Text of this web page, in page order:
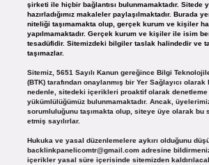
şirketi ile hiçbir bağlantısı bulunmamaktadır. Sitede
hazırladığımız makaleler paylaşılmaktadır. Burada
niteliği taşımamakta olup, gerçek kurum ve kişiler
yapılmamaktadır. Gerçek kurum ve kişiler ile isim
tesadüfidir. Sitemizdeki bilgiler taslak halindedir ve
taşımazlar.
Sitemiz, 5651 Sayılı Kanun gereğince Bilgi
(BTK) tarafından onaylanmış bir Yer Sağlayıcı
nedenle, sitedeki içerikleri proaktif olarak denetleme
yükümlülüğümüz bulunmamaktadır. Ancak,
sorumluluğunu taşımakta olup, siteye üye olarak bu
etmiş sayılırlar.
Hukuka ve yasal düzenlemelere aykırı olduğunu
backlinkpanelicomtr@gmail.comadresine
içerikler yasal süre içerisinde sitemizden